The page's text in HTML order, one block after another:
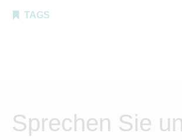
TAGS
Sprechen Sie